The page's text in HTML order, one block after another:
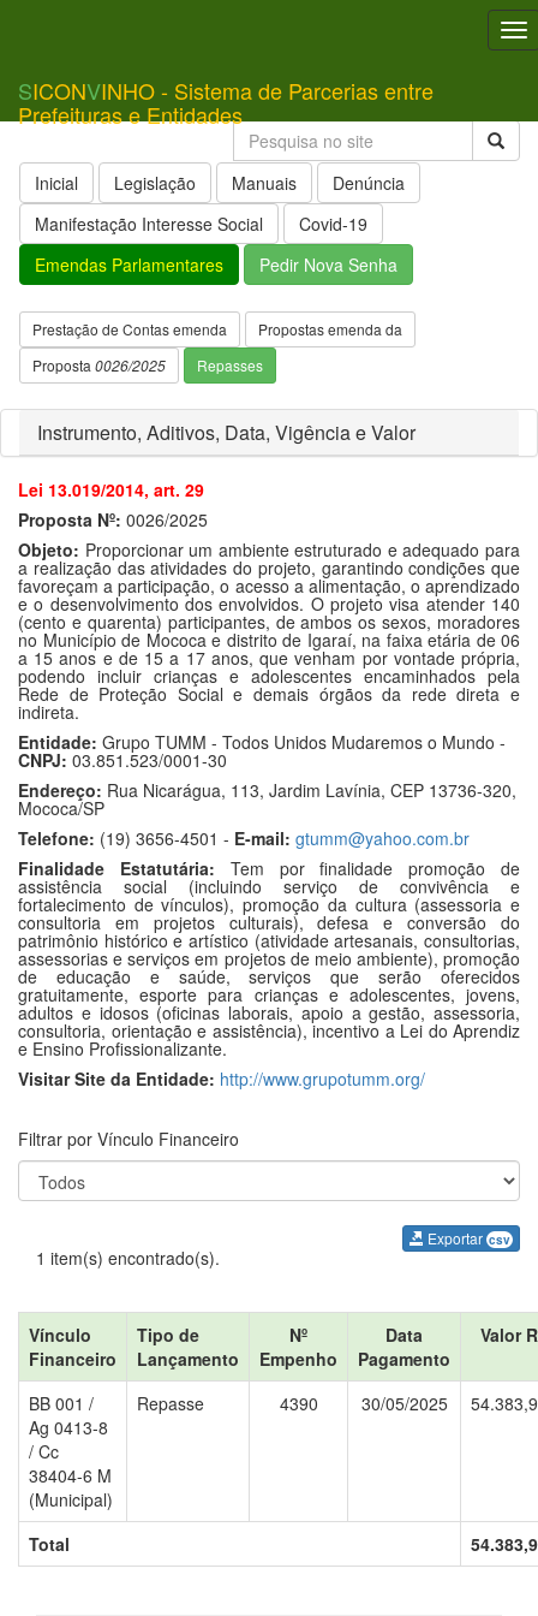
SICONVINHO - Sistema de Parcerias entre
Prefeituras e Entidades
Inicial Legislação Manuais
Denúncia
Manifestação Interesse Social
Covid-19
Emendas Parlamentares
Pedir Nova Senha
Prestação de Contas emenda
Propostas emenda da
Proposta 0026/2025 Repasses
Instrumento, Aditivos, Data, Vigência e Valor
Lei 13.019/2014, art. 29
Proposta Nº: 0026/2025
Objeto: Proporcionar um ambiente estruturado e adequado para
a realização das atividades do projeto, garantindo condições que
favoreçam a participação, o acesso a alimentação, o aprendizado
e o desenvolvimento dos envolvidos. O projeto visa atender 140
(cento e quarenta) participantes, de ambos os sexos, moradores
no Município de Mococa e distrito de Igaraí, na faixa etária de 06
a 15 anos e de 15 a 17 anos, que venham por vontade própria,
podendo incluir crianças e adolescentes encaminhados pela
Rede de Proteção Social e demais órgãos da rede direta e
indireta.
Entidade: Grupo TUMM - Todos Unidos Mudaremos o Mundo -
CNPJ: 03.851.523/0001-30
Endereço: Rua Nicarágua, 113, Jardim Lavínia, CEP 13736-320,
Mococa/SP
Telefone: (19) 3656-4501 - E-mail: gtumm@yahoo.com.br
Finalidade Estatutária: Tem por finalidade promoção de
assistência social (incluindo serviço de convivência e
fortalecimento de vínculos), promoção da cultura (assessoria e
consultoria em projetos culturais), defesa e conversão do
patrimônio histórico e artístico (atividade artesanais, consultorias,
assessorias e serviços em projetos de meio ambiente), promoção
de educação e saúde, serviços que serão oferecidos
gratuitamente, esporte para crianças e adolescentes, jovens,
adultos e idosos (oficinas laborais, apoio a gestão, assessoria,
consultoria, orientação e assistência), incentivo a Lei do Aprendiz
e Ensino Profissionalizante.
Visitar Site da Entidade: http://www.grupotumm.org/
Filtrar por Vínculo Financeiro
Exportar csv
1 item(s) encontrado(s).
Vínculo
Financeiro
Tipo de
Lançamento
Nº
Empenho
Data
Pagamento
Valor
BB 001 /
Ag 0413-8
/ Cc
38404-6 M
(Municipal)
Repasse 4390 30/05/2025
Total